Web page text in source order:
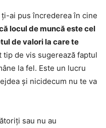
ai pus încrederea în cine
locul de muncă este cel
de valori la care te
tip de vis sugerează faptul
la fel. Este un lucru
și nicidecum nu te va
sau nu au